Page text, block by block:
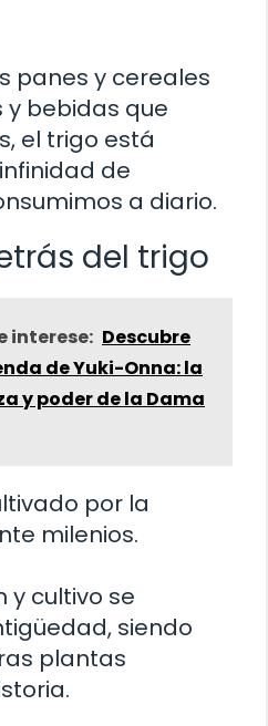
panes y cereales
bebidas que
el trigo está
de
a diario.
del trigo
interese: Descubre
de Yuki-Onna: la
y poder de la Dama
por la
milenios.
y cultivo se
siendo
plantas